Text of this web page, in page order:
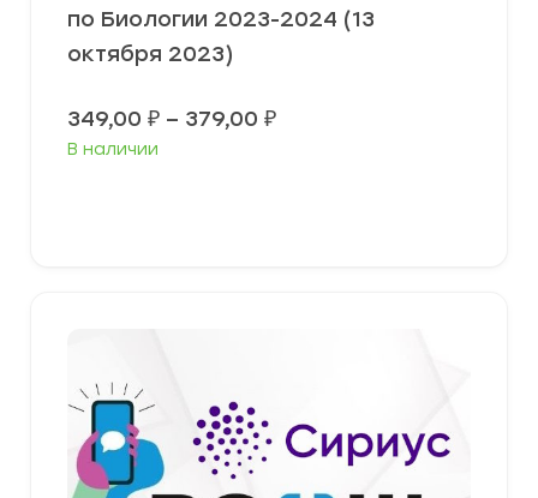
по Биологии 2023-2024 (13
октября 2023)
349,00 ₽ – 379,00 ₽Диапазон
В наличии